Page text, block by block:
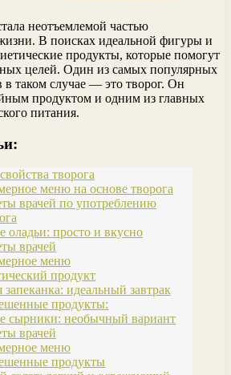
неотъемлемой частью
В поисках идеальной фигуры и
продукты, которые помогут
целей. Один из самых популярных
таком случае — это творог. Он
продуктом и одним из главных
питания.
творога
меню на основе творога
врачей по употреблению
оладьи: просто и вкусно
врачей
меню
продукт
идеальный завтрак
продукты:
сырники: необычный вариант
врачей
меню
продукты